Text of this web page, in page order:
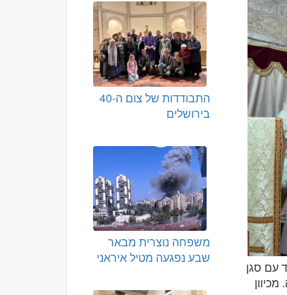
עם סגן
התבודדות של צום ה-40
בירושלים
משפחה נוצרית מבאר
שבע נפגעה מטיל איראני